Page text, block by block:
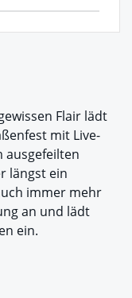
Flair lädt
mit Live-
ausgefeilten
längst ein
immer mehr
an und lädt
ein.